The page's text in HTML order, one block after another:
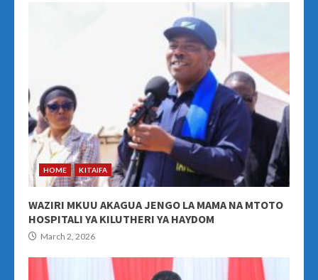
HOME KITAIFA
WAZIRI MKUU AKAGUA JENGO LA MAMA NA MTOTO
HOSPITALI YA KILUTHERI YA HAYDOM
March 2, 2026